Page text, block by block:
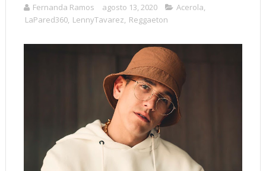
Fernanda Ramos agosto 13, 2020 Acerola,
LaPared360, LennyTavarez, Reggaeton